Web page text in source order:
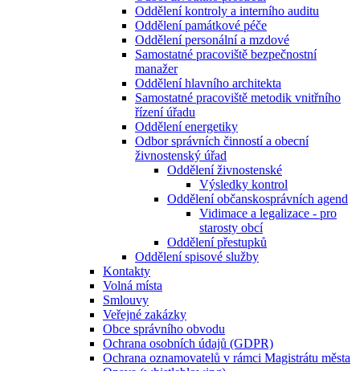
Oddělení kontroly a interního auditu
Oddělení památkové péče
Oddělení personální a mzdové
Samostatné pracoviště bezpečnostní
manažer
Oddělení hlavního architekta
Samostatné pracoviště metodik vnitřního
řízení úřadu
Oddělení energetiky
Odbor správních činností a obecní
živnostenský úřad
Oddělení živnostenské
Výsledky kontrol
Oddělení občanskosprávních agend
Vidimace a legalizace - pro
starosty obcí
Oddělení přestupků
Oddělení spisové služby
Kontakty
Volná místa
Smlouvy
Veřejné zakázky
Obce správního obvodu
Ochrana osobních údajů (GDPR)
Ochrana oznamovatelů v rámci Magistrátu města